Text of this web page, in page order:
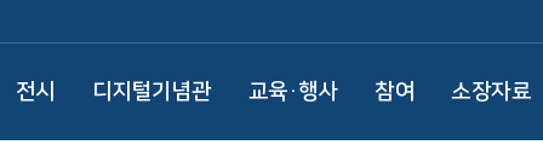
전시 디지털기념관 교육·행사 참여 소장자료